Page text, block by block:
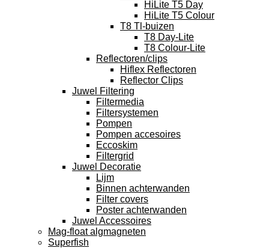
HiLite T5 Day
HiLite T5 Colour
T8 Tl-buizen
T8 Day-Lite
T8 Colour-Lite
Reflectoren/clips
Hiflex Reflectoren
Reflector Clips
Juwel Filtering
Filtermedia
Filtersystemen
Pompen
Pompen accesoires
Eccoskim
Filtergrid
Juwel Decoratie
Lijm
Binnen achterwanden
Filter covers
Poster achterwanden
Juwel Accessoires
Mag-float algmagneten
Superfish